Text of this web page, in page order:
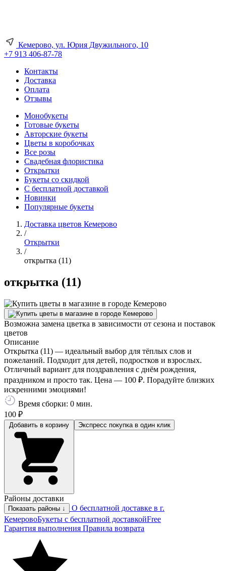
Кемерово, ул. Юрия Двужильного, 10
+7 913 406-87-78
Контакты
Доставка
Оплата
Отзывы
Монобукеты
Готовые букеты
Авторские букеты
Цветы в коробочках
Все розы
Свадебная флористика
Открытки
Букеты со скидкой
С бесплатной доставкой
Новинки
Популярные букеты
Доставка цветов Кемерово
/
Открытки
/
открытка (11)
открытка (11)
Возможна замена цветка в зависимости от сезона и поставок
цветов
Описание
Открытка (11) — идеальный выбор для тёплых слов и
пожеланий. Подходит для детей, подростков и взрослых.
Отличный вариант для поздравления с днём рождения,
праздником и просто так. Цена — 100 ₽. Порадуйте близких
искренними эмоциями!
Время сборки: 0 мин.
100 ₽
Экспресс покупка в один клик
Районы доставки
Показать районы ↓
О бесплатной доставке в г.
КемеровоБукеты с бесплатной доставкойFree
Гарантия выполнения Правила возврата